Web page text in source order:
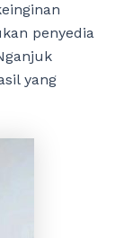
penyedia
yang